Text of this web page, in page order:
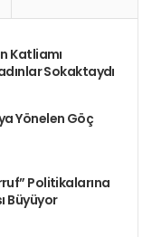
Katliamı
Sokaktaydı
Yönelen Göç
Politikalarına
Büyüyor